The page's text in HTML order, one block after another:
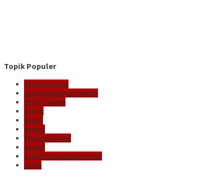
Topik Populer
Giat Kepolisian
Polda Kalimantan Tengah
Polda Kalteng
Bartim
Barsel
Buntok
Tamiang Layang
Sampit
Polres Kotawaringin Timur
Kotim